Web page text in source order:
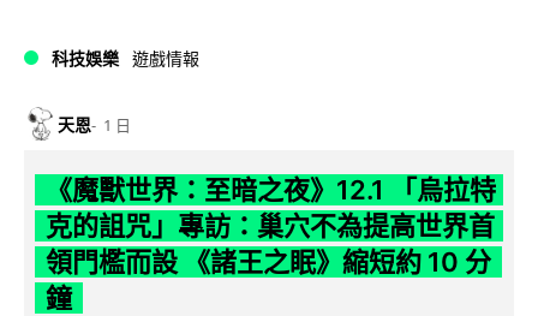
科技娛樂 遊戲情報
天恩 1 日
《魔獸世界：至暗之夜》12.1 「烏拉特
克的詛咒」專訪：巢穴不為提高世界首
領門檻而設 《諸王之眠》縮短約 10 分
鐘